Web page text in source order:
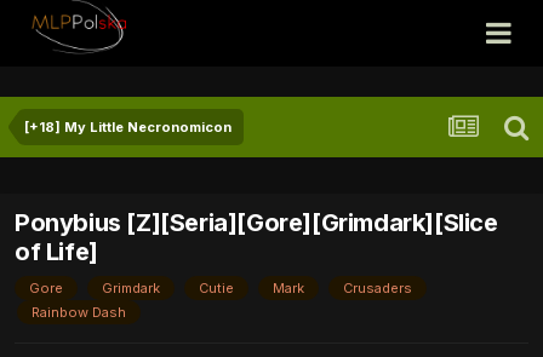
[+18] My Little Necronomicon
Ponybius [Z][Seria][Gore][Grimdark][Slice
of Life]
Gore Grimdark Cutie Mark
Crusaders
Rainbow Dash